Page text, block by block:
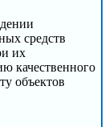
средств
их
качественного
объектов